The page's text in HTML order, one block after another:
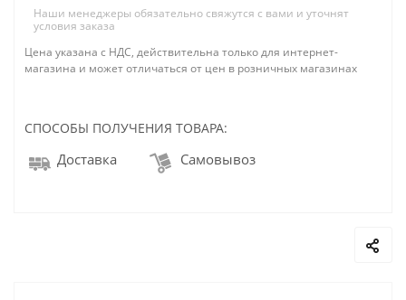
Наши менеджеры обязательно свяжутся с вами и уточнят
условия заказа
Цена указана с НДС, действительна только для интернет-
магазина и может отличаться от цен в розничных магазинах
СПОСОБЫ ПОЛУЧЕНИЯ ТОВАРА:
Доставка Самовывоз